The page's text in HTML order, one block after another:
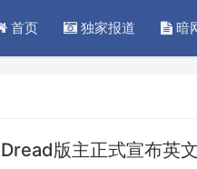
首页 独家报道 暗
Dread版主正式宣布英